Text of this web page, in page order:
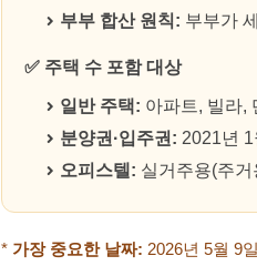
부부 합산 원칙: 부부가
✅ 주택 수 포함 대상
일반 주택: 아파트, 빌라,
분양권·입주권: 2021년
오피스텔: 실거주용(주
* 가장 중요한 날짜: 2026년 5월 9